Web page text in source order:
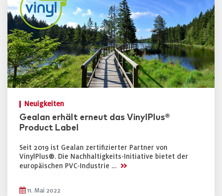
Neuigkeiten
Gealan erhält erneut das VinylPlus®
Product Label
Seit 2019 ist Gealan zertifizierter Partner von
VinylPlus®. Die Nachhaltigkeits-Initiative bietet der
europäischen PVC-Industrie … >>
11. Mai 2022